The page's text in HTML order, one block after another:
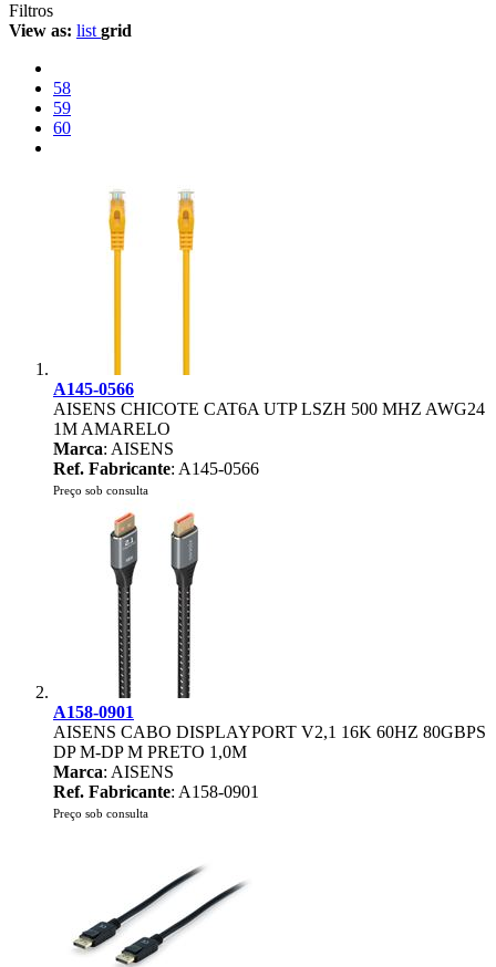
Filtros
View as: list grid
58
59
60
A145-0566
AISENS CHICOTE CAT6A UTP LSZH 500 MHZ AWG24
1M AMARELO
Marca: AISENS
Ref. Fabricante: A145-0566
Preço sob consulta
A158-0901
AISENS CABO DISPLAYPORT V2,1 16K 60HZ 80GBPS
DP M-DP M PRETO 1,0M
Marca: AISENS
Ref. Fabricante: A158-0901
Preço sob consulta